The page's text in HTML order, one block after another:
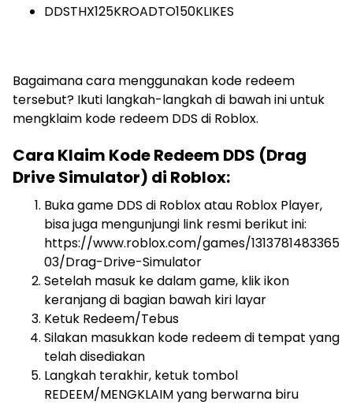
DDSTHX125KROADTO150KLIKES
Bagaimana cara menggunakan kode redeem
tersebut? Ikuti langkah-langkah di bawah ini untuk
mengklaim kode redeem DDS di Roblox.
Cara Klaim Kode Redeem DDS (Drag
Drive Simulator) di Roblox:
Buka game DDS di Roblox atau Roblox Player,
bisa juga mengunjungi link resmi berikut ini:
https://www.roblox.com/games/1313781483365
03/Drag-Drive-Simulator
Setelah masuk ke dalam game, klik ikon
keranjang di bagian bawah kiri layar
Ketuk Redeem/Tebus
Silakan masukkan kode redeem di tempat yang
telah disediakan
Langkah terakhir, ketuk tombol
REDEEM/MENGKLAIM yang berwarna biru